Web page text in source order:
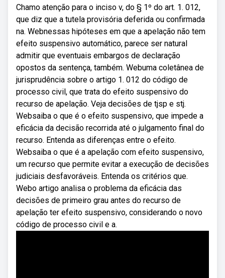
Chamo atenção para o inciso v, do § 1º do art. 1. 012,
que diz que a tutela provisória deferida ou confirmada
na. Webnessas hipóteses em que a apelação não tem
efeito suspensivo automático, parece ser natural
admitir que eventuais embargos de declaração
opostos da sentença, também. Webuma coletânea de
jurisprudência sobre o artigo 1. 012 do código de
processo civil, que trata do efeito suspensivo do
recurso de apelação. Veja decisões de tjsp e stj.
Websaiba o que é o efeito suspensivo, que impede a
eficácia da decisão recorrida até o julgamento final do
recurso. Entenda as diferenças entre o efeito.
Websaiba o que é a apelação com efeito suspensivo,
um recurso que permite evitar a execução de decisões
judiciais desfavoráveis. Entenda os critérios que.
Webo artigo analisa o problema da eficácia das
decisões de primeiro grau antes do recurso de
apelação ter efeito suspensivo, considerando o novo
código de processo civil e a.